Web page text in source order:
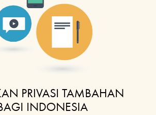
PRIVASI TAMBAHAN
INDONESIA